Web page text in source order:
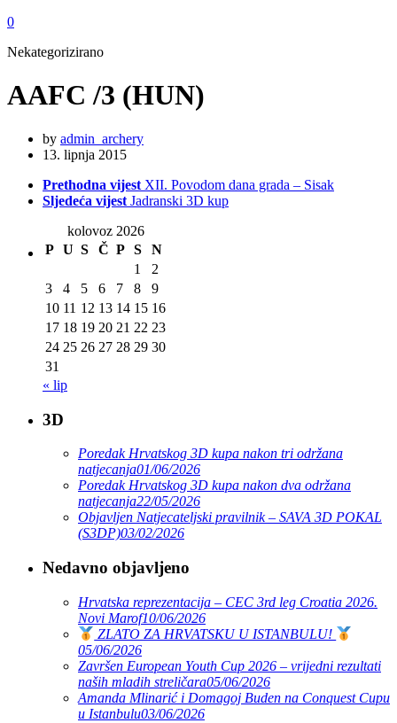
0
Nekategorizirano
AAFC /3 (HUN)
by admin_archery
13. lipnja 2015
Prethodna vijest XII. Povodom dana grada – Sisak
Sljedeća vijest Jadranski 3D kup
kolovoz 2026
P U S Č P S
N
1
2
3
4 5 6 7 8
9
10 11 12 13 14 15 16
17 18 19 20 21 22 23
24 25 26 27 28 29 30
31
« lip
3D
Poredak Hrvatskog 3D kupa nakon tri održana
natjecanja01/06/2026
Poredak Hrvatskog 3D kupa nakon dva održana
natjecanja22/05/2026
Objavljen Natjecateljski pravilnik – SAVA 3D POKAL
(S3DP)03/02/2026
Nedavno objavljeno
Hrvatska reprezentacija – CEC 3rd leg Croatia 2026.
Novi Marof10/06/2026
ZLATO ZA HRVATSKU U ISTANBULU!
05/06/2026
Završen European Youth Cup 2026 – vrijedni rezultati
naših mladih streličara05/06/2026
Amanda Mlinarić i Domagoj Buden na Conquest Cupu
u Istanbulu03/06/2026